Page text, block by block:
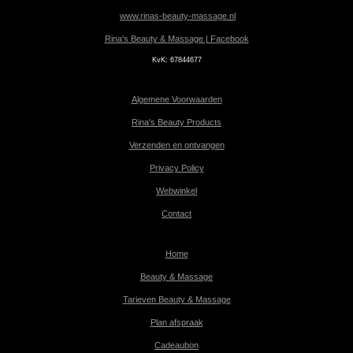
www.rinas-beauty-massage.nl
Rina's Beauty & Massage | Facebook
KvK: 67844677
Algemene Voorwaarden
Rina's Beauty Products
Verzenden en ontvangen
Privacy Policy
Webwinkel
Contact
Home
Beauty & Massage
Tarieven Beauty & Massage
Plan afspraak
Cadeaubon